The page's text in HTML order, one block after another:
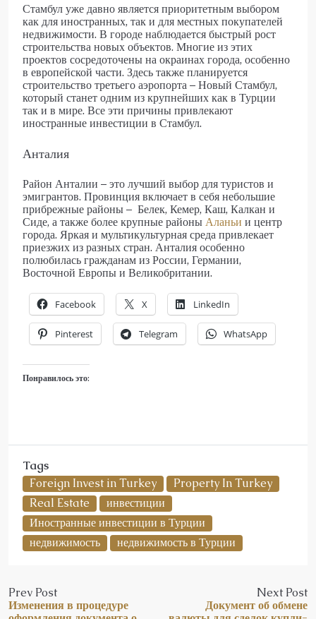
Стамбул уже давно является приоритетным выбором
как для иностранных, так и для местных покупателей
недвижимости. В городе наблюдается быстрый рост
строительства новых объектов. Многие из этих
проектов сосредоточены на окраинах города, особенно
в европейской части. Здесь также планируется
строительство третьего аэропорта – Новый Стамбул,
который станет одним из крупнейших как в Турции
так и в мире. Все эти причины привлекают
иностранные инвестиции в Стамбул.
Анталия
Район Анталии – это лучший выбор для туристов и
эмигрантов. Провинция включает в себя небольшие
прибрежные районы – Белек, Кемер, Каш, Калкан и
Сиде, а также более крупные районыАланьи и центр
города. Яркая и мультикультурная среда привлекает
приезжих из разных стран. Анталия особенно
полюбилась гражданам из России, Германии,
Восточной Европы и Великобритании.
Facebook X LinkedIn
Pinterest Telegram WhatsApp
Понравилось это:
Tags
Foreign Invest in Turkey
Property In Turkey
Real Estate
инвестиции
Иностранные инвестиции в Турции
недвижимость
недвижимость в Турции
Prev Post
Изменения в процедуре
Next Post
Документ об обмене